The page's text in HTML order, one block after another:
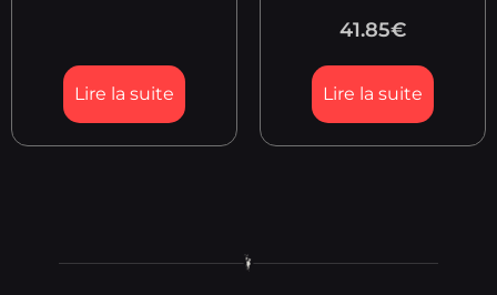
Lire la suite
41.85€
Lire la suite